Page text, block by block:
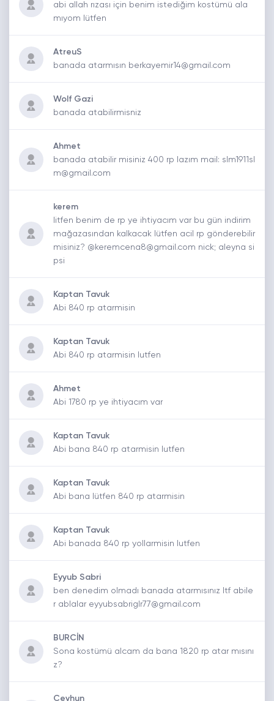
abi allah rızası için benim istediğim kostümü ala
mıyom lütfen
AtreuS
banada atarmısın berkayemir14@gmail.com
Wolf Gazi
banada atabilirmisniz
Ahmet
banada atabilir misiniz 400 rp lazım mail: slm1911sl
m@gmail.com
kerem
litfen benim de rp ye ihtiyacım var bu gün indirim
mağazasından kalkacak lütfen acil rp gönderebilir
misiniz? @keremcena8@gmail.com nick; aleyna si
psi
Kaptan Tavuk
Abi 840 rp atarmisin
Kaptan Tavuk
Abi 840 rp atarmisin lutfen
Ahmet
Abi 1780 rp ye ihtiyacım var
Kaptan Tavuk
Abi bana 840 rp atarmisin lutfen
Kaptan Tavuk
Abi bana lütfen 840 rp atarmisin
Kaptan Tavuk
Abi banada 840 rp yollarmisin lutfen
Eyyub Sabri
ben denedim olmadı banada atarmısınız ltf abile
r ablalar eyyubsabriglr77@gmail.com
BURCİN
Sona kostümü alcam da bana 1820 rp atar mısını
z?
Ceyhun